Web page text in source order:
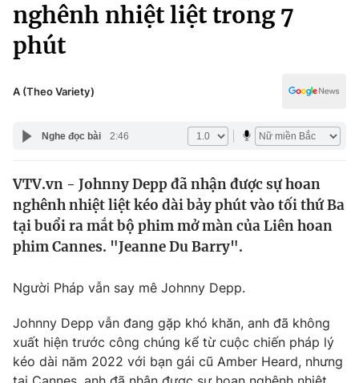
Xã hội
Tin tức
Thế giới đó đây
Câu chuyện quốc tế
Kinh tế
Tài chính
Dữ liệu và đời sống
Truyền hình
Phim VTV
Hậu trường
Giải trí
Điện ảnh
Văn hóa - Giải trí
Đời sống
Giáo dục
nghênh nhiệt liệt trong 7
phút
A (Theo Variety)
Nghe đọc bài 2:46
VTV.vn - Johnny Depp đã nhận được sự hoan
nghênh nhiệt liệt kéo dài bảy phút vào tối thứ Ba
tại buổi ra mắt bộ phim mở màn của Liên hoan
phim Cannes. "Jeanne Du Barry".
Người Pháp vẫn say mê Johnny Depp.
Johnny Depp vẫn đang gặp khó khăn, anh đã không
xuất hiện trước công chúng kể từ cuộc chiến pháp lý
kéo dài năm 2022 với bạn gái cũ Amber Heard, nhưng